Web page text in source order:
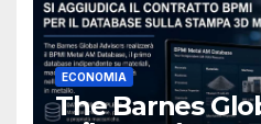
ECONOMIA
The Barnes